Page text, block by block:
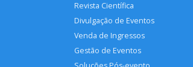
Revista Científica
Divulgação de Eventos
Venda de Ingressos
Gestão de Eventos